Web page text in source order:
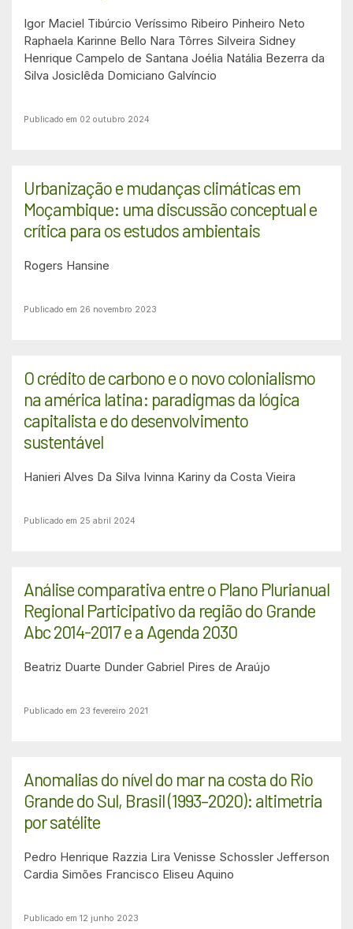
Igor Maciel Tibúrcio Veríssimo Ribeiro Pinheiro Neto
Raphaela Karinne Bello Nara Tôrres Silveira Sidney
Henrique Campelo de Santana Joélia Natália Bezerra da
Silva Josiclêda Domiciano Galvíncio
Publicado em 02 outubro 2024
Urbanização e mudanças climáticas em
Moçambique: uma discussão conceptual e
crítica para os estudos ambientais
Rogers Hansine
Publicado em 26 novembro 2023
O crédito de carbono e o novo colonialismo
na américa latina: paradigmas da lógica
capitalista e do desenvolvimento
sustentável
Hanieri Alves Da Silva Ivinna Kariny da Costa Vieira
Publicado em 25 abril 2024
Análise comparativa entre o Plano Plurianual
Regional Participativo da região do Grande
Abc 2014-2017 e a Agenda 2030
Beatriz Duarte Dunder Gabriel Pires de Araújo
Publicado em 23 fevereiro 2021
Anomalias do nível do mar na costa do Rio
Grande do Sul, Brasil (1993–2020): altimetria
por satélite
Pedro Henrique Razzia Lira Venisse Schossler Jefferson
Cardia Simões Francisco Eliseu Aquino
Publicado em 12 junho 2023